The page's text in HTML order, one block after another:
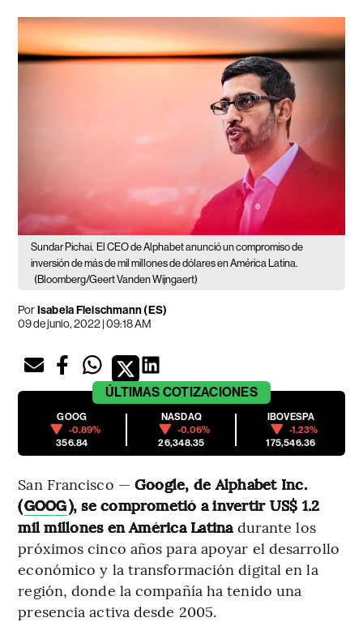
Sundar Pichai. El CEO de Alphabet anunció un compromiso de
inversión de más de mil millones de dólares en América Latina.
(Bloomberg/Geert Vanden Wijngaert)
PorIsabela Fleischmann (ES)
09 de junio, 2022 | 09:18 AM
ÚLTIMAS COTIZACIONES
GOOG
-0.89%
356.84
NASDAQ
-0.06%
26,348.35
IBOVESPA
-1.23%
175,546.36
San Francisco — Google, de Alphabet Inc.
(GOOG), se comprometió a invertir US$ 1.2
mil millones en América Latinadurante los
próximos cinco años para apoyar el desarrollo
económico y la transformación digital en la
región, donde la compañía ha tenido una
presencia activa desde 2005.